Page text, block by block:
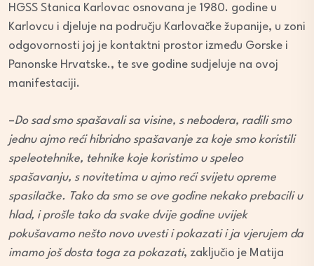
HGSS Stanica Karlovac osnovana je 1980. godine u
Karlovcu i djeluje na području Karlovačke županije, u zoni
odgovornosti joj je kontaktni prostor između Gorske i
Panonske Hrvatske., te sve godine sudjeluje na ovoj
manifestaciji.
–Do sad smo spašavali sa visine, s nebodera, radili smo
jednu ajmo reći hibridno spašavanje za koje smo koristili
speleotehnike, tehnike koje koristimo u speleo
spašavanju, s novitetima u ajmo reći svijetu opreme
spasilačke. Tako da smo se ove godine nekako prebacili u
hlad, i prošle tako da svake dvije godine uvijek
pokušavamo nešto novo uvesti i pokazati i ja vjerujem da
imamo još dosta toga za pokazati, zaključio je Matija